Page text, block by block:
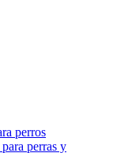
perros
perras y